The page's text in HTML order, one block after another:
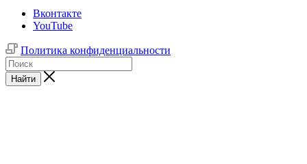
Вконтакте
YouTube
Политика конфиденциальности
Найти